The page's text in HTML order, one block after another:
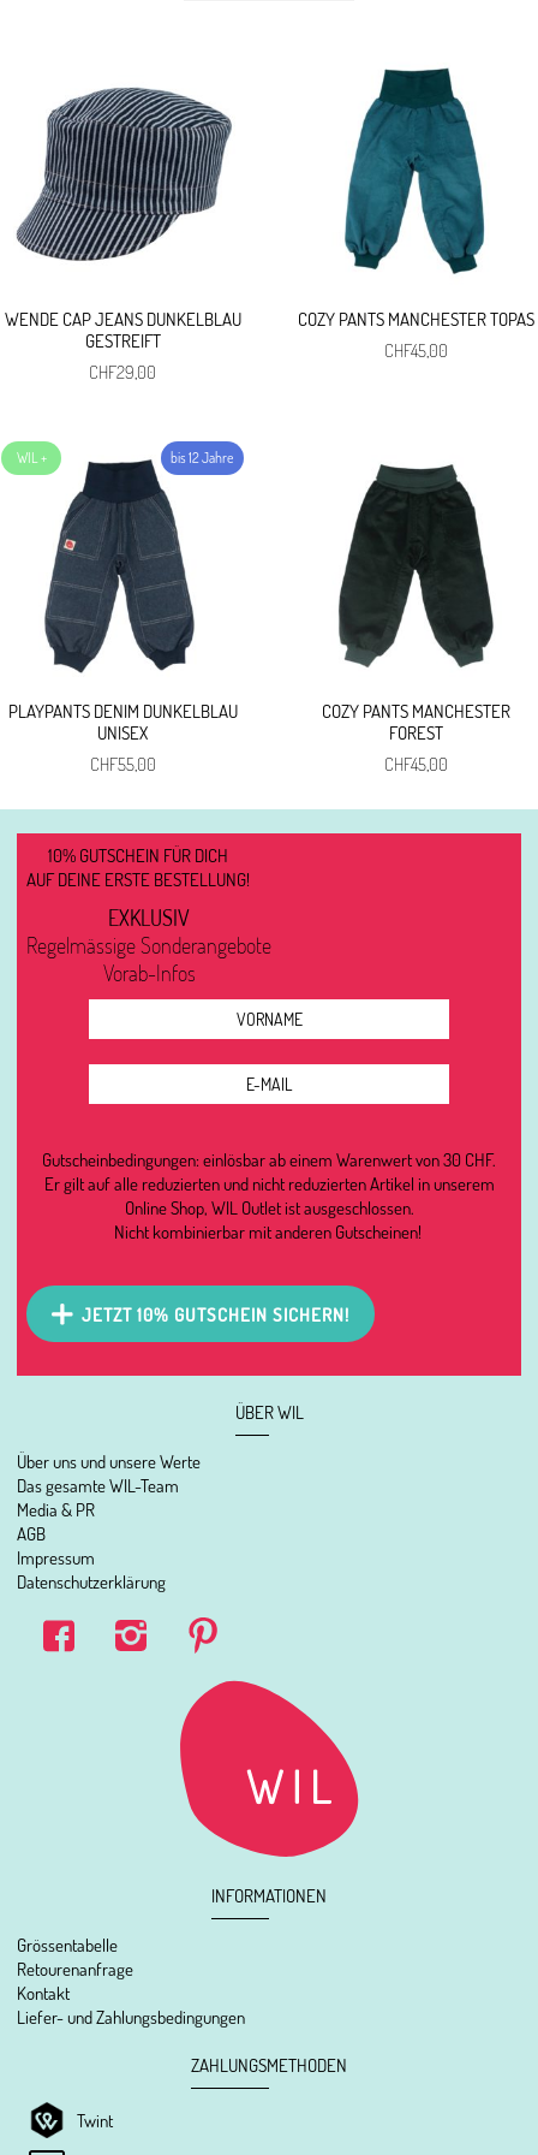
WENDE CAP JEANS DUNKELBLAU
GESTREIFT
CHF29,00
COZY PANTS MANCHESTER TOPAS
CHF45,00
PLAYPANTS DENIM DUNKELBLAU
UNISEX
CHF55,00
COZY PANTS MANCHESTER
FOREST
CHF45,00
ÜBER WIL
Über uns und unsere Werte
Das gesamte WIL-Team
Media & PR
AGB
Impressum
Datenschutzerklärung
INFORMATIONEN
Grössentabelle
Retourenanfrage
Kontakt
Liefer- und Zahlungsbedingungen
ZAHLUNGSMETHODEN
Twint
10% GUTSCHEIN FÜR DICH
AUF DEINE ERSTE BESTELLUNG!
EXKLUSIV
Regelmässige Sonderangebote
Vorab-Infos
Gutscheinbedingungen: einlösbar ab einem Warenwert von 30 CHF.
Er gilt auf alle reduzierten und nicht reduzierten Artikel in unserem
Online Shop, WIL Outlet ist ausgeschlossen.
Nicht kombinierbar mit anderen Gutscheinen!
JETZT 10% GUTSCHEIN SICHERN!